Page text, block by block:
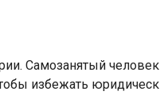
Самозанятый
избежать